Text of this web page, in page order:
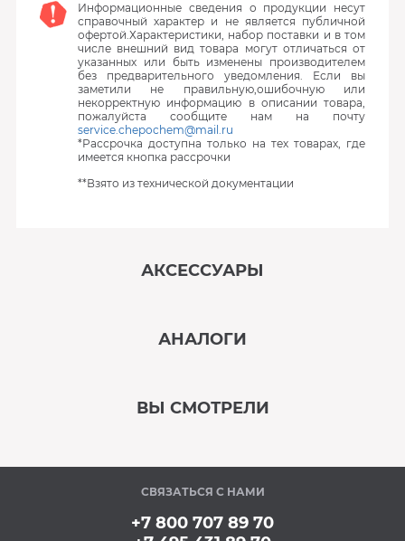
Информационные сведения о продукции несут
справочный характер и не является публичной
офертой.Характеристики, набор поставки и в том
числе внешний вид товара могут отличаться от
указанных или быть изменены производителем
без предварительного уведомления. Если вы
заметили не правильную,ошибочную или
некорректную информацию в описании товара,
пожалуйста сообщите нам на почту
service.chepochem@mail.ru
*Рассрочка доступна только на тех товарах, где
имеется кнопка рассрочки
**Взято из технической документации
АКСЕССУАРЫ
АНАЛОГИ
ВЫ СМОТРЕЛИ
В наличии
СВЯЗАТЬСЯ С НАМИ
+7 800 707 89 70